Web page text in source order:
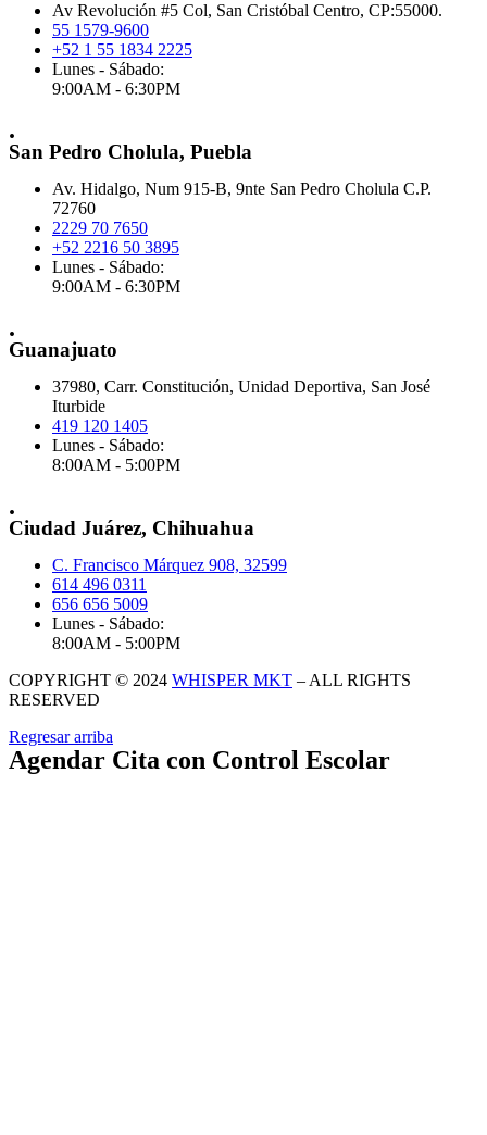
Av Revolución #5 Col, San Cristóbal Centro, CP:55000.
55 1579-9600
+52 1 55 1834 2225
Lunes - Sábado:
9:00AM - 6:30PM
.
San Pedro Cholula, Puebla
Av. Hidalgo, Num 915-B, 9nte San Pedro Cholula C.P.
72760
2229 70 7650
+52 2216 50 3895
Lunes - Sábado:
9:00AM - 6:30PM
.
Guanajuato
37980, Carr. Constitución, Unidad Deportiva, San José
Iturbide
419 120 1405
Lunes - Sábado:
8:00AM - 5:00PM
.
Ciudad Juárez, Chihuahua
C. Francisco Márquez 908, 32599
614 496 0311
656 656 5009
Lunes - Sábado:
8:00AM - 5:00PM
COPYRIGHT © 2024 WHISPER MKT – ALL RIGHTS
RESERVED
Regresar arriba
Agendar Cita con Control Escolar